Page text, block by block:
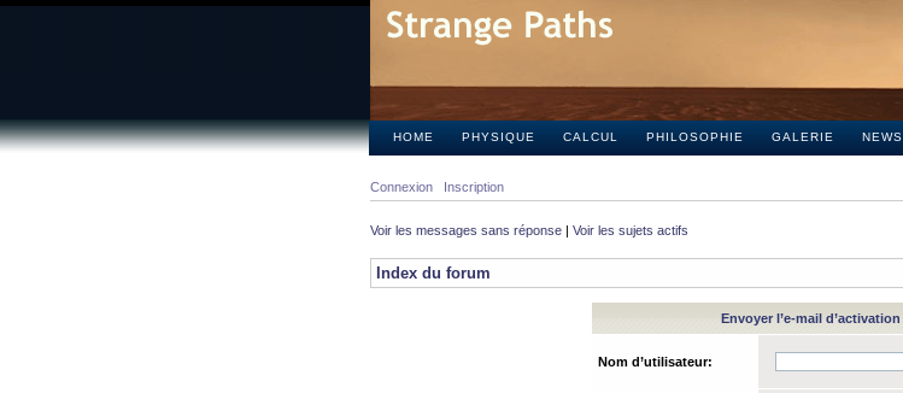
HOME PHYSIQUE CALCUL PHILOSOPHIE GALERIE NEWS
Connexion Inscription
Voir les messages sans réponse | Voir les sujets actifs
Index du forum
Envoyer l’e-mail d’activation
Nom d’utilisateur: